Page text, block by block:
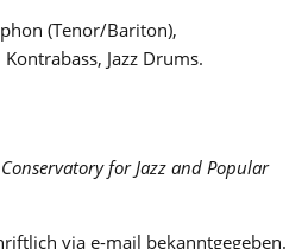
(Tenor/Bariton),
Jazz Drums.
Conservatory for Jazz and Popular
via e-mail bekanntgegeben.